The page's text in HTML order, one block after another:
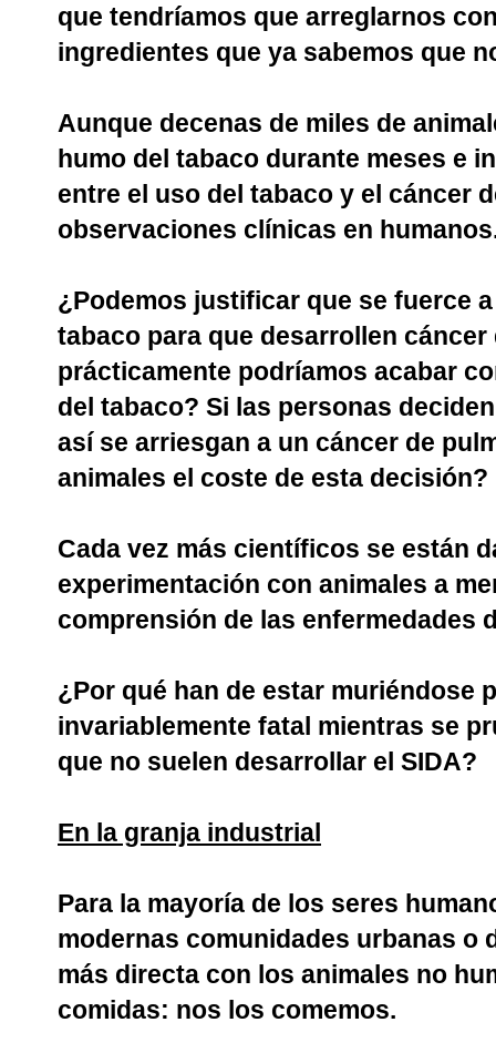
que tendríamos que arreglarnos
ingredientes que ya sabemos que
Aunque decenas de miles de
humo del tabaco durante meses e
entre el uso del tabaco y el cáncer
observaciones clínicas en
¿Podemos justificar que se fuerce
tabaco para que desarrollen
prácticamente podríamos acabar
del tabaco? Si las personas
así se arriesgan a un cáncer de
animales el coste de esta decisión?
Cada vez más científicos se están
experimentación con animales a
comprensión de las enfermedades
¿Por qué han de estar muriéndose
invariablemente fatal mientras se
que no suelen desarrollar el SIDA?
En la granja industrial
Para la mayoría de los seres
modernas comunidades urbanas o
más directa con los animales no
comidas: nos los comemos.